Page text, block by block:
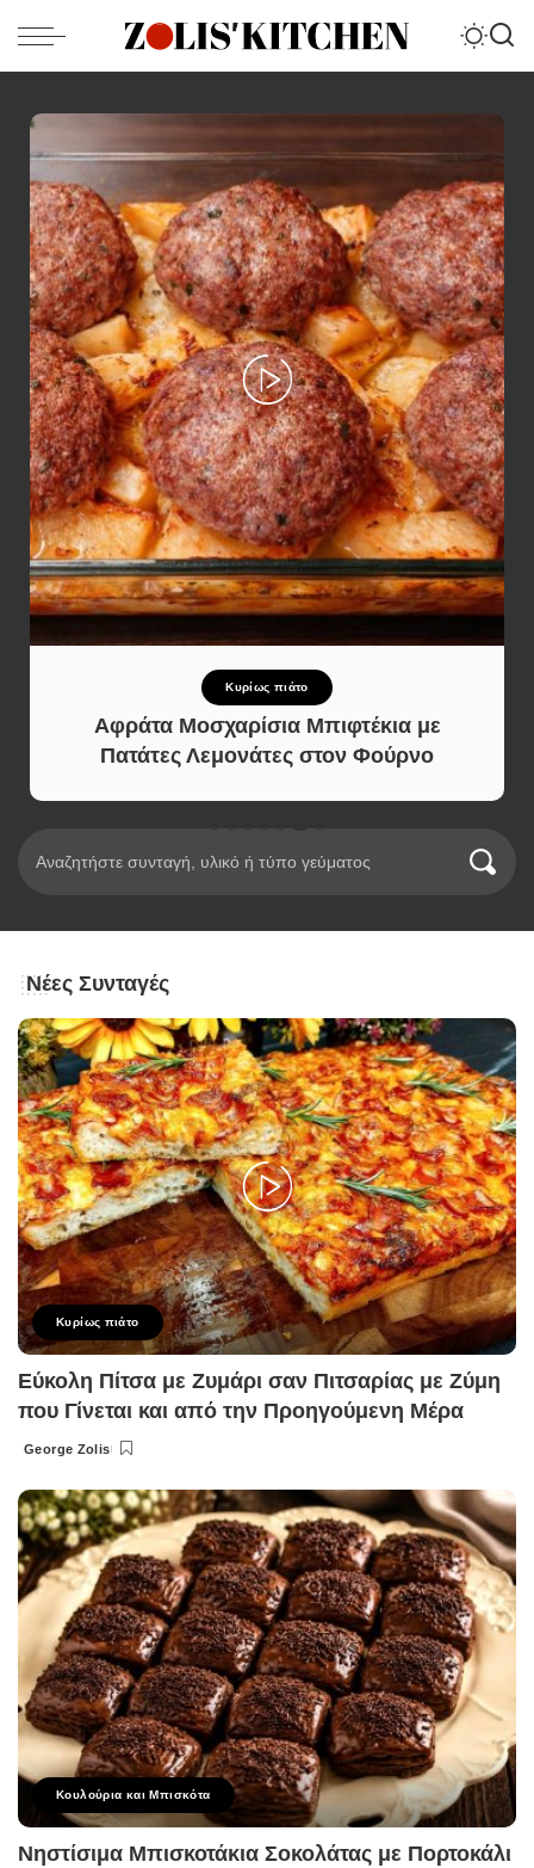
Κυρίως πιάτο
Αφράτα Μοσχαρίσια Μπιφτέκια με
Πατάτες Λεμονάτες στον Φούρνο
Νέες Συνταγές
Κυρίως πιάτο
Εύκολη Πίτσα με Ζυμάρι σαν Πιτσαρίας με Ζύμη
που Γίνεται και από την Προηγούμενη Μέρα
Posted
George Zolis
Κουλούρια και Μπισκότα
Νηστίσιμα Μπισκοτάκια Σοκολάτας με Πορτοκάλι